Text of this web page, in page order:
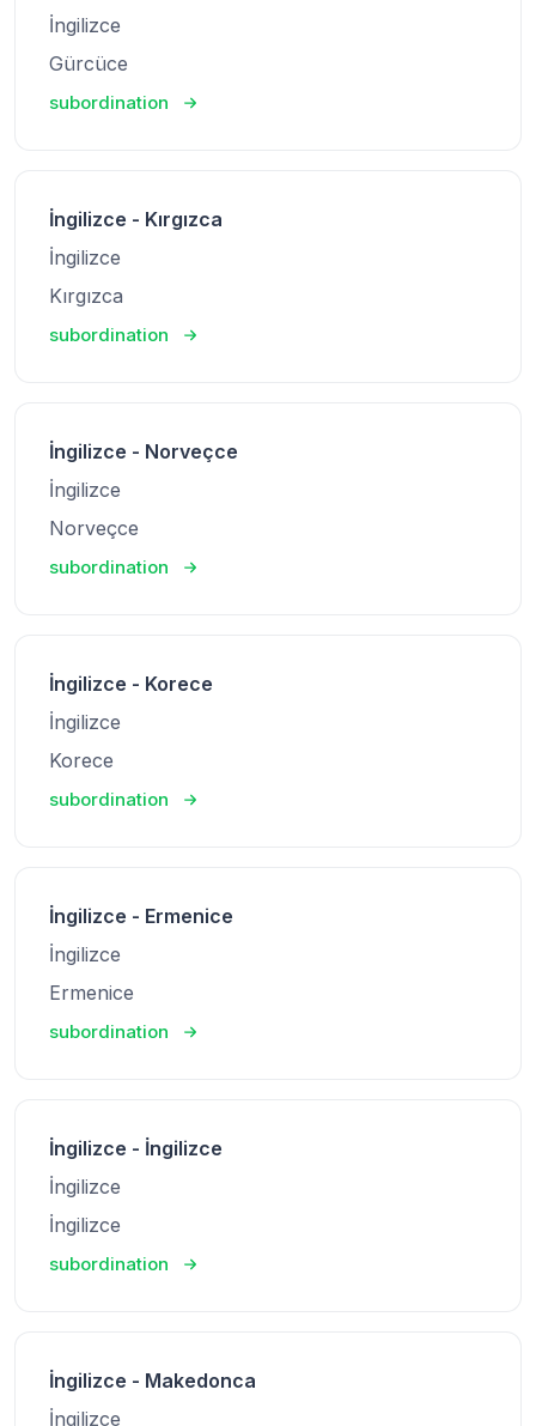
İngilizce
Gürcüce
subordination
İngilizce - Kırgızca
İngilizce
Kırgızca
subordination
İngilizce - Norveçce
İngilizce
Norveçce
subordination
İngilizce - Korece
İngilizce
Korece
subordination
İngilizce - Ermenice
İngilizce
Ermenice
subordination
İngilizce - İngilizce
İngilizce
İngilizce
subordination
İngilizce - Makedonca
İngilizce